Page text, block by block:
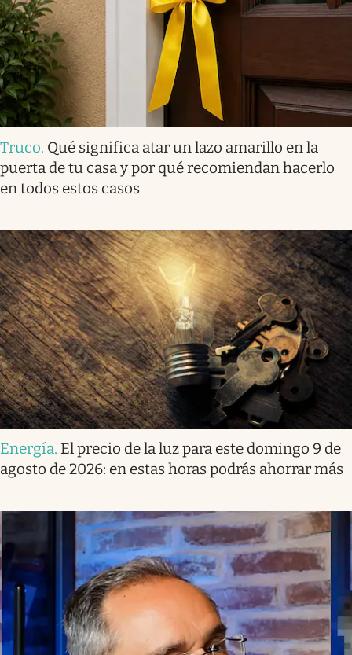
Truco. Qué significa atar un lazo amarillo en la
puerta de tu casa y por qué recomiendan hacerlo
en todos estos casos
Energía. El precio de la luz para este domingo 9 de
agosto de 2026: en estas horas podrás ahorrar más